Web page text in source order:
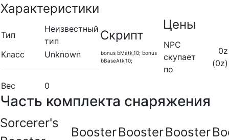
Характеристики
Тип
Неизвестный
тип
Класс
Unknown
Вес 0
Скрипт
bonus bMatk,10; bonus
bBaseAtk,10;
Цены
NPC
скупает
по
0z
(0z)
Часть комплекта снаряжения
Sorcerer's
BoosterBoosterBooster